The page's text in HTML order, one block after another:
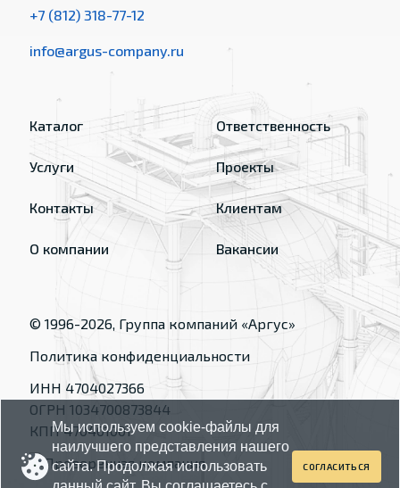
+7 (812) 318-77-12
info@argus-company.ru
Каталог
Услуги
Контакты
О компании
Ответственность
Проекты
Клиентам
Вакансии
© 1996-2026, Группа компаний «Аргус»
Политика конфиденциальности
ИНН 4704027366
ОГРН 1034700873844
КПП 470401001
Мы используем cookie-файлы для
наилучшего представления нашего
сайта. Продолжая использовать
СОГЛАСИТЬСЯ